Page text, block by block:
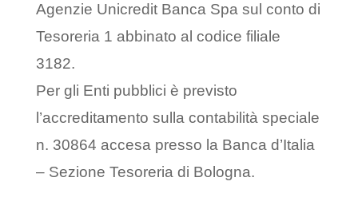
Agenzie Unicredit Banca Spa sul conto di
Tesoreria 1 abbinato al codice filiale
3182.
Per gli Enti pubblici è previsto
l’accreditamento sulla contabilità speciale
n. 30864 accesa presso la Banca d’Italia
– Sezione Tesoreria di Bologna.